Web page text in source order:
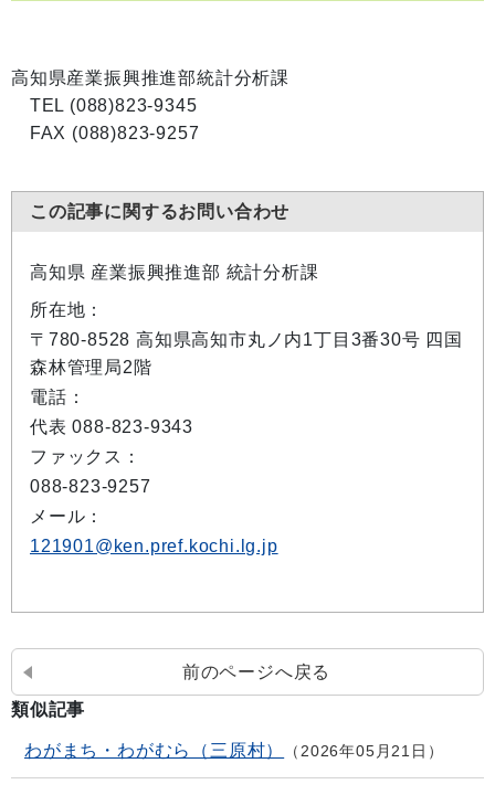
高知県産業振興推進部統計分析課
TEL (088)823-9345
FAX (088)823-9257
この記事に関するお問い合わせ
高知県 産業振興推進部 統計分析課
所在地：
〒780-8528 高知県高知市丸ノ内1丁目3番30号 四国
森林管理局2階
電話：
代表 088-823-9343
ファックス：
088-823-9257
メール：
121901@ken.pref.kochi.lg.jp
前のページへ戻る
類似記事
わがまち・わがむら（三原村） 2026年05月21日